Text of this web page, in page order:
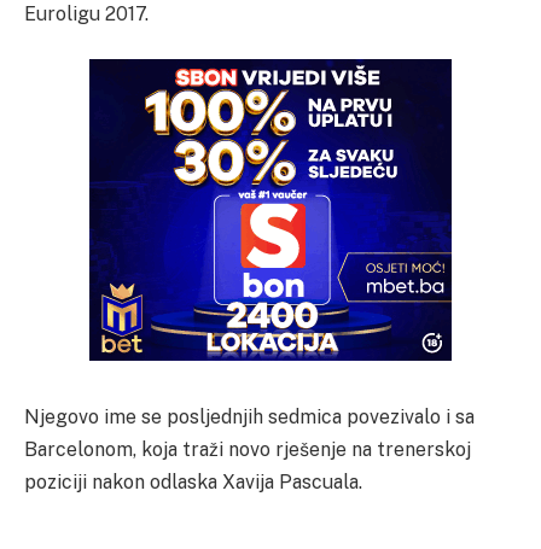
Euroligu 2017.
Njegovo ime se posljednjih sedmica povezivalo i sa
Barcelonom, koja traži novo rješenje na trenerskoj
poziciji nakon odlaska Xavija Pascuala.